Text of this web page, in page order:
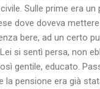
Sulle prime era un
dove doveva
bere, ad un certo
si sentì persa, non
gentile, educato.
la pensione era già